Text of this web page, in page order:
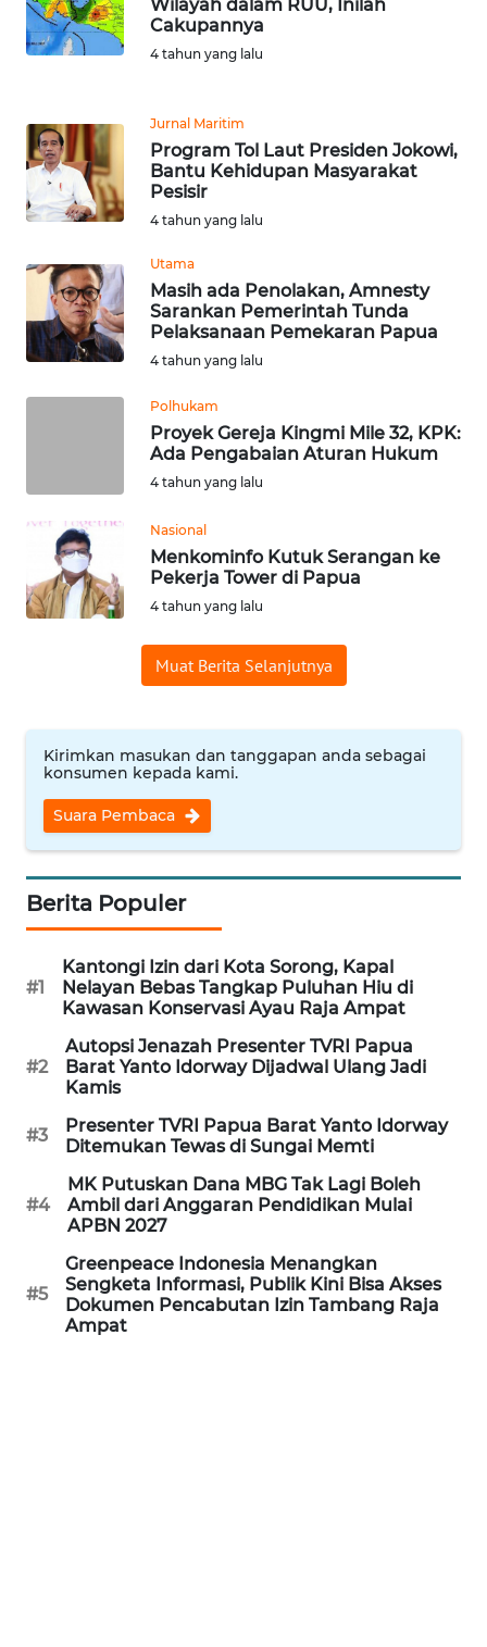
Wilayah dalam RUU, Inilah
Cakupannya
4 tahun yang lalu
Jurnal Maritim
Program Tol Laut Presiden Jokowi,
Bantu Kehidupan Masyarakat
Pesisir
4 tahun yang lalu
Utama
Masih ada Penolakan, Amnesty
Sarankan Pemerintah Tunda
Pelaksanaan Pemekaran Papua
4 tahun yang lalu
Polhukam
Proyek Gereja Kingmi Mile 32, KPK:
Ada Pengabaian Aturan Hukum
4 tahun yang lalu
Nasional
Menkominfo Kutuk Serangan ke
Pekerja Tower di Papua
4 tahun yang lalu
Muat Berita Selanjutnya
Kirimkan masukan dan tanggapan anda sebagai
konsumen kepada kami.
Suara Pembaca
Berita Populer
#1
Kantongi Izin dari Kota Sorong, Kapal
Nelayan Bebas Tangkap Puluhan Hiu di
Kawasan Konservasi Ayau Raja Ampat
#2
Autopsi Jenazah Presenter TVRI Papua
Barat Yanto Idorway Dijadwal Ulang Jadi
Kamis
#3
Presenter TVRI Papua Barat Yanto Idorway
Ditemukan Tewas di Sungai Memti
#4
MK Putuskan Dana MBG Tak Lagi Boleh
Ambil dari Anggaran Pendidikan Mulai
APBN 2027
#5
Greenpeace Indonesia Menangkan
Sengketa Informasi, Publik Kini Bisa Akses
Dokumen Pencabutan Izin Tambang Raja
Ampat
WN
SAMOSIR
PADANG
LAWAS
WN
SUMEDANG
WN
CIANJUR
WN
TANGERANG
WN
BINJAI
INDRAMAYU
KUNINGAN
MAJALENGKA
SUBANG
SUKABUMI
PURWAKARTA
WN
PRIANGAN
TIMUR
WN
SEMARANG